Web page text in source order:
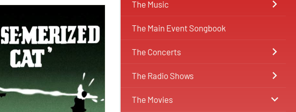
The Music
The Main Event Songbook
The Concerts
The Radio Shows
The Movies